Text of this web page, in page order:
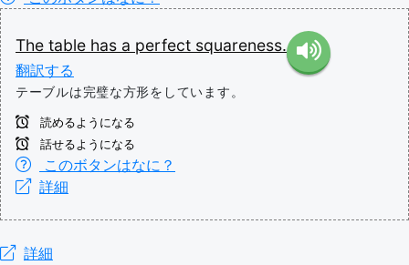
The table has a perfect squareness.
翻訳する
テーブルは完璧な方形をしています。
読めるようになる
話せるようになる
このボタンはなに？
詳細
詳細